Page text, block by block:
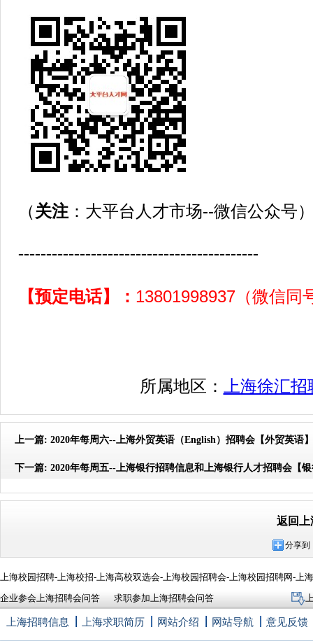
（关注 ：大平台人才市场--微信公众号
-------------------------------------------
【预定电话】： 13801998937（微信同
所属地区： 上海徐汇
上一篇: 2020年每周六--上海外贸英语（English）招聘会【外贸英语】
下一篇: 2020年每周五--上海银行招聘信息和上海银行人才招聘会【
返回上
分享到
上海校园招聘-上海校招-上海高校双选会-上海校园招聘会-上海校园招聘网-上
企业参会上海招聘会问答 求职参加上海招聘会问答
上海招聘信息 上海求职简历 网站介绍 网站导航 意见反馈